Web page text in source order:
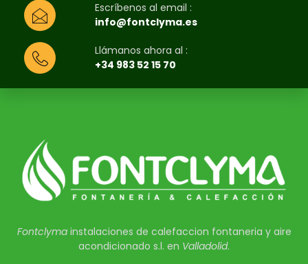
Escríbenos al email :
info@fontclyma.es
Llámanos ahora al :
+34 983 52 15 70
Fontclymainstalaciones de calefaccion fontaneria y aire
acondicionado s.l. en Valladolid.